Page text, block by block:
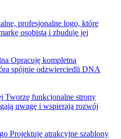
profesjonalne logo, które
osobistą i zbuduje jej
Opracuję kompletną
spójnie odzwierciedli DNA
Tworzę funkcjonalne strony
uwagę i wspierają rozwój
Projektuję atrakcyjne szablony